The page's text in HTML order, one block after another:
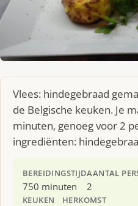
Vlees: hindegebraad
de Belgische keuken. Je
minuten, genoeg voor 2
ingrediënten:
BEREIDINGSTIJD
750 minuten
AANTAL
2
KEUKEN HERKOMST